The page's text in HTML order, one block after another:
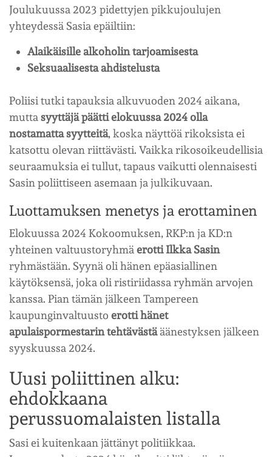
Joulukuussa 2023 pidettyjen pikkujoulujen
yhteydessä Sasia epäiltiin:
Alaikäisille alkoholin tarjoamisesta
Seksuaalisesta ahdistelusta
Poliisi tutki tapauksia alkuvuoden 2024 aikana,
mutta syyttäjä päätti elokuussa 2024 olla
nostamatta syytteitä, koska näyttöä rikoksista ei
katsottu olevan riittävästi. Vaikka rikosoikeudellisia
seuraamuksia ei tullut, tapaus vaikutti olennaisesti
Sasin poliittiseen asemaan ja julkikuvaan.
Luottamuksen menetys ja erottaminen
Elokuussa 2024 Kokoomuksen, RKP:n ja KD:n
yhteinen valtuustoryhmä erotti Ilkka Sasin
ryhmästään. Syynä oli hänen epäasiallinen
käytöksensä, joka oli ristiriidassa ryhmän arvojen
kanssa. Pian tämän jälkeen Tampereen
kaupunginvaltuusto erotti hänet
apulaispormestarin tehtävästääänestyksen jälkeen
syyskuussa 2024.
Uusi poliittinen alku:
ehdokkaana
perussuomalaisten listalla
Sasi ei kuitenkaan jättänyt politiikkaa.